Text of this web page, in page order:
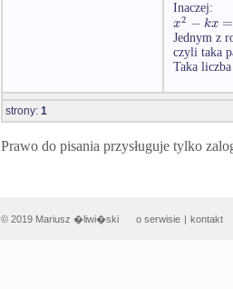
Inaczej:
x2 − kx =
Jednym z
czyli taka
Taka
strony: 1
Prawo do pisania przysługuje tylko
© 2019 Mariusz �liwi�ski o serwisie | kontakt